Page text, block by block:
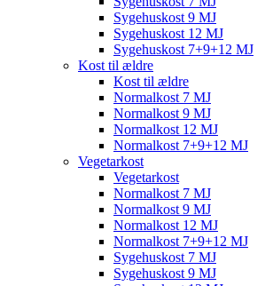
Sygehuskost 9 MJ
Sygehuskost 12 MJ
Sygehuskost 7+9+12 MJ
Kost til ældre
Kost til ældre
Normalkost 7 MJ
Normalkost 9 MJ
Normalkost 12 MJ
Normalkost 7+9+12 MJ
Vegetarkost
Vegetarkost
Normalkost 7 MJ
Normalkost 9 MJ
Normalkost 12 MJ
Normalkost 7+9+12 MJ
Sygehuskost 7 MJ
Sygehuskost 9 MJ